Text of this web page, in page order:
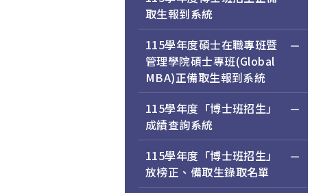
取生報到系統
115學年度碩士在職專班暨
管理學院碩士專班(Global
MBA)正備取生報到系統
115學年度「博士班招生」
成績查詢系統
115學年度「博士班招生」
放榜正、備取生錄取名單